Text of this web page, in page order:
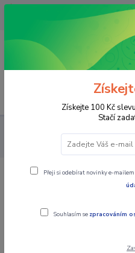
OPAVA 733537099/HLUČÍN
734541648/OLOMOUC 734593593
PRO JEZDCE BUNDY
moto bunda Cool EVO black
4SR Pánská
Získejte 100 Kč
Stačí
Přeji si odebírat novinky e-
Souhlasím se zpracováním